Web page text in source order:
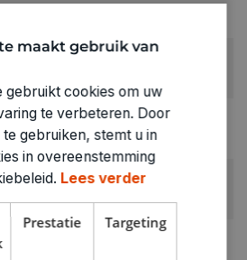
maakt gebruik van
gebruikt cookies om uw
te verbeteren. Door
gebruiken, stemt u in
in overeenstemming
Lees verder
Prestatie Targeting